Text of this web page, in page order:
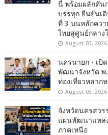
นี้ พร้อมผลักดัน
บรรทุก ยืนยันเ
ที่ 3 บนหลักควา
ไทยสู่ศูนย์กลา
August 03, 2026
นครนายก - เปิ
พัฒนาจังหวัด พ.
ท่องเที่ยวหลาก
August 03, 2026
จังหวัดนครสวร
แผนพัฒนาแหล่
ภาคเหนือ